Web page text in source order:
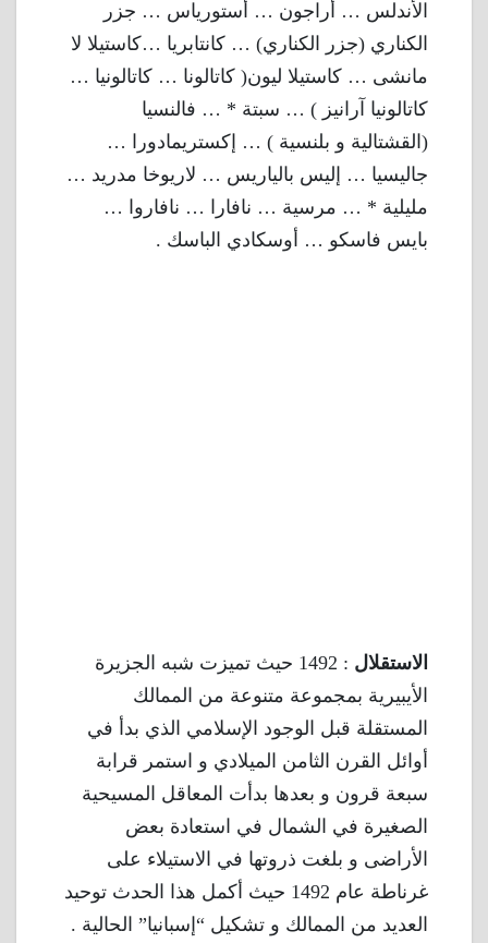
الأندلس … أراجون … أستورياس … جزر
الكناري (جزر الكناري) … كانتابريا …كاستيلا لا
مانشى … كاستيلا ليون( كاتالونا … كاتالونيا …
كاتالونيا آرانيز ) … سبتة * … فالنسيا
(القشتالية و بلنسية ) … إكستريمادورا …
جاليسيا … إليس بالياريس … لاريوخا مدريد …
مليلية * … مرسية … نافارا … نافاروا …
بايس فاسكو … أوسكادي الباسك .
الاستقلال
: 1492 حيث تميزت شبه الجزيرة
الأيبيرية بمجموعة متنوعة من الممالك
المستقلة قبل الوجود الإسلامي الذي بدأ في
أوائل القرن الثامن الميلادي و استمر قرابة
سبعة قرون و بعدها بدأت المعاقل المسيحية
الصغيرة في الشمال في استعادة بعض
الأراضى و بلغت ذروتها في الاستيلاء على
غرناطة عام 1492 حيث أكمل هذا الحدث توحيد
العديد من الممالك و تشكيل “إسبانيا” الحالية .